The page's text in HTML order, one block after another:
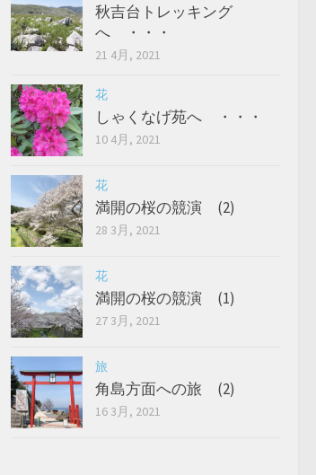
秋吉台トレッキング
へ ・・・
21 4月, 2021
花
しゃくなげ苑へ ・・・
10 4月, 2021
花
満開の桜の競演 (2)
28 3月, 2021
花
満開の桜の競演 (1)
27 3月, 2021
旅
角島方面への旅 (2)
16 3月, 2021